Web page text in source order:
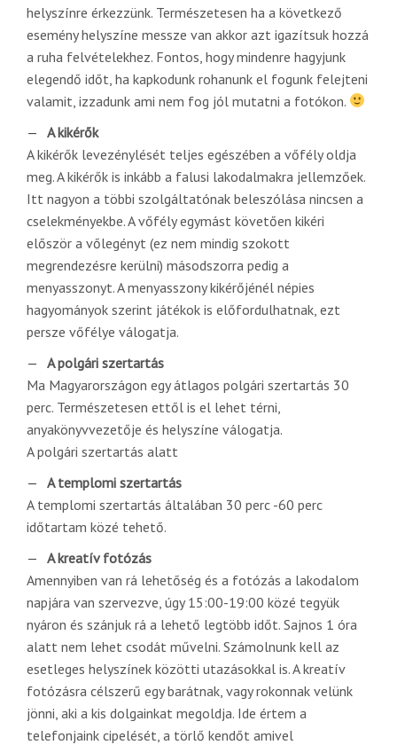
helyszínre érkezzünk. Természetesen ha a következő
esemény helyszíne messze van akkor azt igazítsuk hozzá
a ruha felvételekhez. Fontos, hogy mindenre hagyjunk
elegendő időt, ha kapkodunk rohanunk el fogunk felejteni
valamit, izzadunk ami nem fog jól mutatni a fotókon.
A kikérők
A kikérők levezénylését teljes egészében a vőfély oldja
meg. A kikérők is inkább a falusi lakodalmakra jellemzőek.
Itt nagyon a többi szolgáltatónak beleszólása nincsen a
cselekményekbe. A vőfély egymást követően kikéri
először a vőlegényt (ez nem mindig szokott
megrendezésre kerülni) másodszorra pedig a
menyasszonyt. A menyasszony kikérőjénél népies
hagyományok szerint játékok is előfordulhatnak, ezt
persze vőfélye válogatja.
A polgári szertartás
Ma Magyarországon egy átlagos polgári szertartás 30
perc. Természetesen ettől is el lehet térni,
anyakönyvvezetője és helyszíne válogatja.
A polgári szertartás alatt
A templomi szertartás
A templomi szertartás általában 30 perc -60 perc
időtartam közé tehető.
A kreatív fotózás
Amennyiben van rá lehetőség és a fotózás a lakodalom
napjára van szervezve, úgy 15:00-19:00 közé tegyük
nyáron és szánjuk rá a lehető legtöbb időt. Sajnos 1 óra
alatt nem lehet csodát művelni. Számolnunk kell az
esetleges helyszínek közötti utazásokkal is. A kreatív
fotózásra célszerű egy barátnak, vagy rokonnak velünk
jönni, aki a kis dolgainkat megoldja. Ide értem a
telefonjaink cipelését, a törlő kendőt amivel